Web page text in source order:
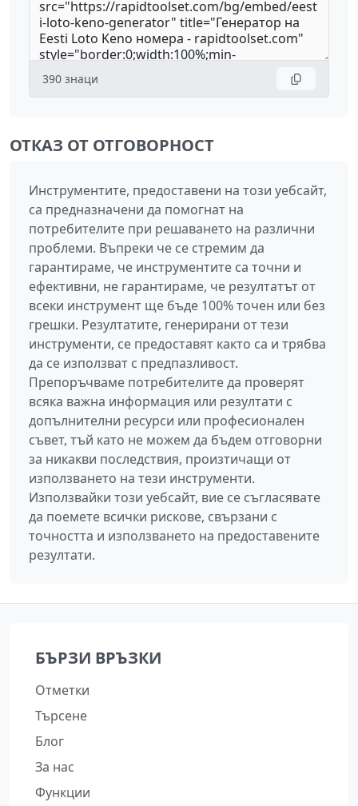
390 знаци
ОТКАЗ ОТ ОТГОВОРНОСТ
Инструментите, предоставени на този уебсайт,
са предназначени да помогнат на
потребителите при решаването на различни
проблеми. Въпреки че се стремим да
гарантираме, че инструментите са точни и
ефективни, не гарантираме, че резултатът от
всеки инструмент ще бъде 100% точен или без
грешки. Резултатите, генерирани от тези
инструменти, се предоставят както са и трябва
да се използват с предпазливост.
Препоръчваме потребителите да проверят
всяка важна информация или резултати с
допълнителни ресурси или професионален
съвет, тъй като не можем да бъдем отговорни
за никакви последствия, произтичащи от
използването на тези инструменти.
Използвайки този уебсайт, вие се съгласявате
да поемете всички рискове, свързани с
точността и използването на предоставените
резултати.
БЪРЗИ ВРЪЗКИ
Отметки
Търсене
Блог
За нас
Функции